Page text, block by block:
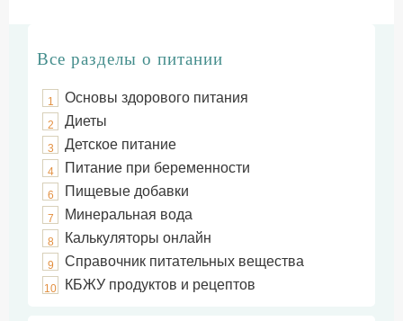
Все разделы о питании
1 Основы здорового питания
2 Диеты
3 Детское питание
4 Питание при беременности
6 Пищевые добавки
7 Минеральная вода
8 Калькуляторы онлайн
9 Справочник питательных вещества
10 КБЖУ продуктов и рецептов